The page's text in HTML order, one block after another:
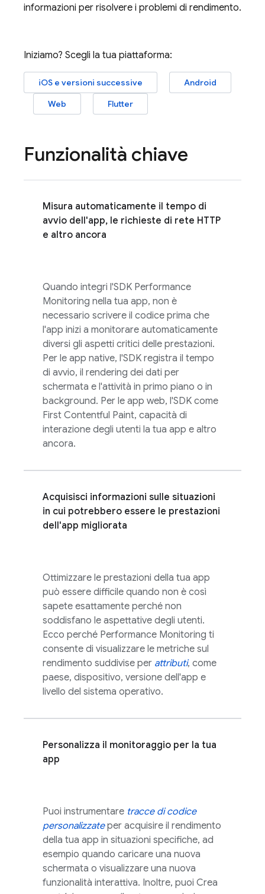
informazioni per risolvere i problemi di rendimento.
Iniziamo? Scegli la tua piattaforma:
iOS e versioni successive
Android
Web
Flutter
Funzionalità chiave
Misura automaticamente il tempo di
avvio dell'app, le richieste di rete HTTP
e altro ancora
Quando integri l'SDK Performance
Monitoring nella tua app, non è
necessario scrivere il codice prima che
l'app inizi a monitorare automaticamente
diversi gli aspetti critici delle prestazioni.
Per le app native, l'SDK registra il tempo
di avvio, il rendering dei dati per
schermata e l'attività in primo piano o in
background. Per le app web, l'SDK come
First Contentful Paint, capacità di
interazione degli utenti la tua app e altro
ancora.
Acquisisci informazioni sulle situazioni
in cui potrebbero essere le prestazioni
dell'app migliorata
Ottimizzare le prestazioni della tua app
può essere difficile quando non è così
sapete esattamente perché non
soddisfano le aspettative degli utenti.
Ecco perché Performance Monitoring ti
consente di visualizzare le metriche sul
rendimento suddivise per attributi, come
paese, dispositivo, versione dell'app e
livello del sistema operativo.
Personalizza il monitoraggio per la tua
app
Puoi instrumentare tracce di codice
personalizzateper acquisire il rendimento
della tua app in situazioni specifiche, ad
esempio quando caricare una nuova
schermata o visualizzare una nuova
funzionalità interattiva. Inoltre, puoi Crea